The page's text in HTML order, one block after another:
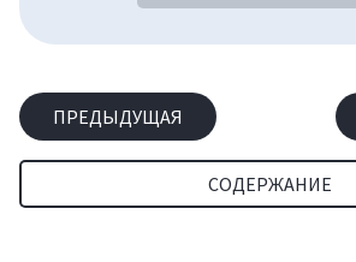
ПРЕДЫДУЩАЯ
СОДЕРЖАНИЕ